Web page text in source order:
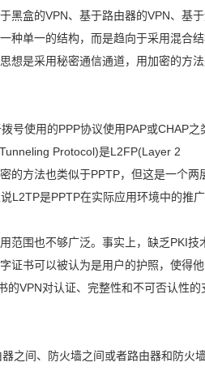
黑盒的VPN、基于路由器的VPN、基
种单一的结构，而是趋向于采用混合
想是采用秘密通信通道，用加密的方
号使用的PPP协议使用PAP或CHAP之
Protocol)是L2FP(Layer 2
的方法也类似于PPTP，但这是一个两
L2TP是PPTP在实际应用环境中的推广
范围也不够广泛。事实上，缺乏PKI技
证书可以被认为是用户的护照，使得他
的VPN对认证、完整性和不可否认性的
之间、防火墙之间或者路由器和防火